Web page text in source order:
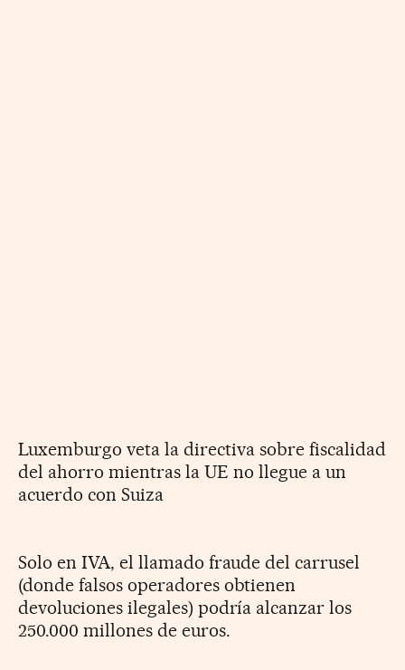
Luxemburgo veta la directiva sobre fiscalidad
del ahorro mientras la UE no llegue a un
acuerdo con Suiza
Solo en IVA, el llamado fraude del carrusel
(donde falsos operadores obtienen
devoluciones ilegales) podría alcanzar los
250.000 millones de euros.